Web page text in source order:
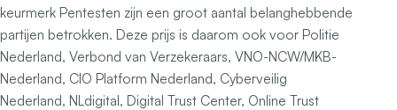
keurmerk Pentesten zijn een groot aantal belanghebbende
partijen betrokken. Deze prijs is daarom ook voor Politie
Nederland, Verbond van Verzekeraars, VNO-NCW/MKB-
Nederland, CIO Platform Nederland, Cyberveilig
Nederland, NLdigital, Digital Trust Center, Online Trust